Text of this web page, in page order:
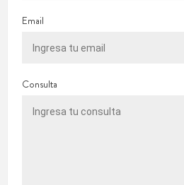
Email
Consulta